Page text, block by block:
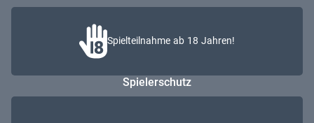
Spielteilnahme ab 18 Jahren!
Spielerschutz